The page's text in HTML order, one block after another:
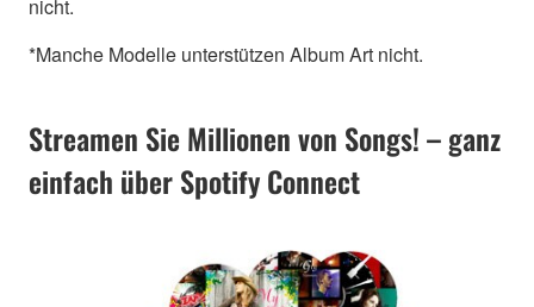
nicht.
*Manche Modelle unterstützen Album Art nicht.
Streamen Sie Millionen von Songs! – ganz
einfach über Spotify Connect